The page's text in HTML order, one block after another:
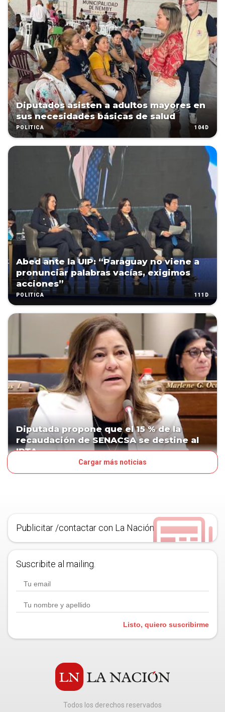
Diputados asisten a adultos mayores en
sus necesidades básicas de salud
POLÍTICA 104D
Abed ante la UIP: “Paraguay no viene a
pronunciar palabras vacías, exigimos
acciones”
POLÍTICA 111D
Diputada propone que el 15 % de la
recaudación de SENACSA se destine al
IPTA
Cargar más noticias
Publicitar /contactar con La Nación
Suscribite al mailing.
Listo, quiero suscribirme
Todos los derechos reservados